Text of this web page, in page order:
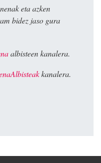
eta azken
bidez jaso gura
albisteen kanalera.
kanalera.